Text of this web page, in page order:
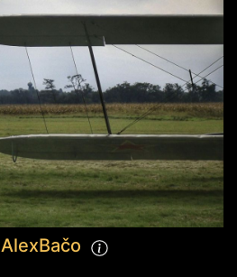
AlexBačo